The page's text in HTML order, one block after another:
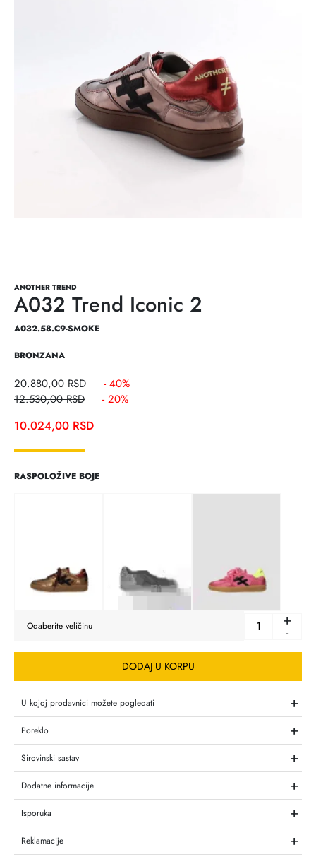
ANOTHER TREND
A032 Trend Iconic 2
A032.58.C9-SMOKE
BRONZANA
20.880,00RSD
- 40%
12.530,00RSD - 20%
10.024,00 RSD
RASPOLOŽIVE BOJE
+
-
DODAJ U KORPU
U kojoj prodavnici možete pogledati +
Poreklo +
Sirovinski sastav +
Dodatne informacije +
Isporuka +
Reklamacije +